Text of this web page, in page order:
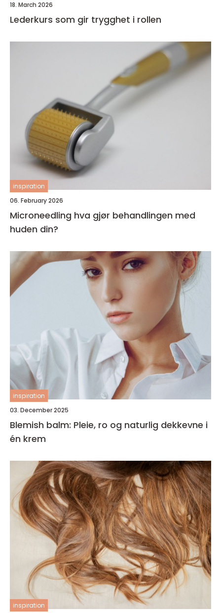
18. March 2026
Lederkurs som gir trygghet i rollen
inspiration
06. February 2026
Microneedling hva gjør behandlingen med
huden din?
inspiration
03. December 2025
Blemish balm: Pleie, ro og naturlig dekkevne i
én krem
inspiration